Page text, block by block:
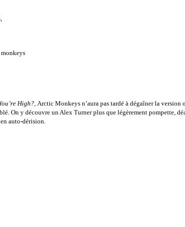
High?, Arctic Monkeys n’aura pas tardé à dégaîner la
On y découvre un Alex Turner plus que légèrement
auto-dérision.